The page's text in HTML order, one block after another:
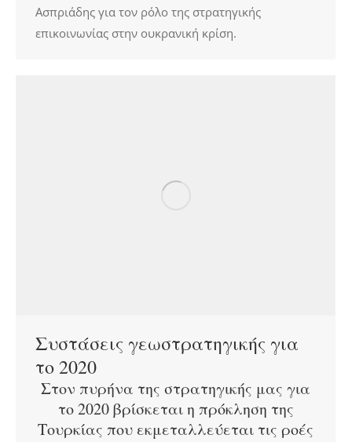
Ασπριάδης για τον ρόλο της στρατηγικής
επικοινωνίας στην ουκρανική κρίση.
Συστάσεις γεωστρατηγικής για
το 2020
Στον πυρήνα της στρατηγικής μας για
το 2020 βρίσκεται η πρόκληση της
Τουρκίας που εκμεταλλεύεται τις ροές